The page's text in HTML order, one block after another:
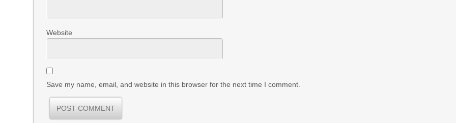
Website
Save my name, email, and website in this browser for the next time I comment.